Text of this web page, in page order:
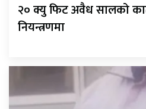
२० क्यु फिट अवैध सालको काठ
नियन्त्रणमा